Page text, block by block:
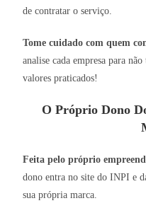
de contratar o serviço.
Tome cuidado com quem
analise cada empresa para
valores praticados!
O Próprio Dono
Feita pelo próprio
dono entra no site do INPI e
sua própria marca.